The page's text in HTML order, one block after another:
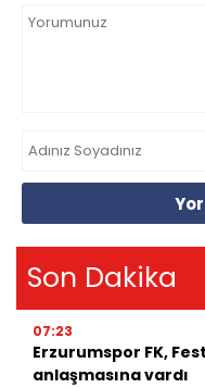
Son Dakika
07:23
Erzurumspor FK,
anlaşmasına vardı